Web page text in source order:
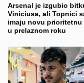
Arsenal je izgubio
Viniciusa, ali Topnici
imaju novu prioritetnu
u prelaznom roku